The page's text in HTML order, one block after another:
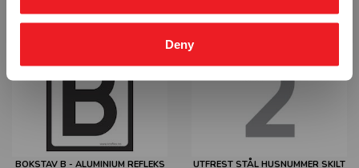
Deny
BOKSTAV B - ALUMINIUM REFLEKS
UTFREST STÅL HUSNUMMER SKILT